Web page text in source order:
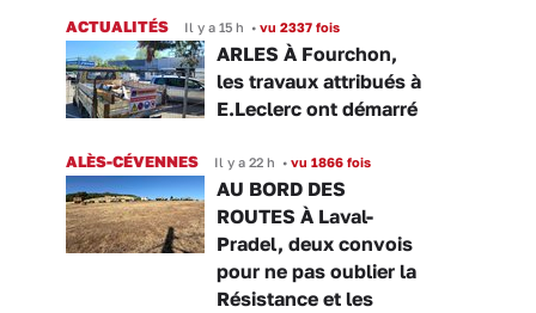
ACTUALITÉS Il y a 15 h • vu 2337 fois
ARLES À Fourchon,
les travaux attribués à
E.Leclerc ont démarré
ALÈS-CÉVENNES Il y a 22 h • vu 1866 fois
AU BORD DES
ROUTES À Laval-
Pradel, deux convois
pour ne pas oublier la
Résistance et les